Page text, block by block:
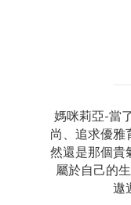
媽咪莉亞-當
尚、追求優雅
然還是那個貴
屬於自己的
遨